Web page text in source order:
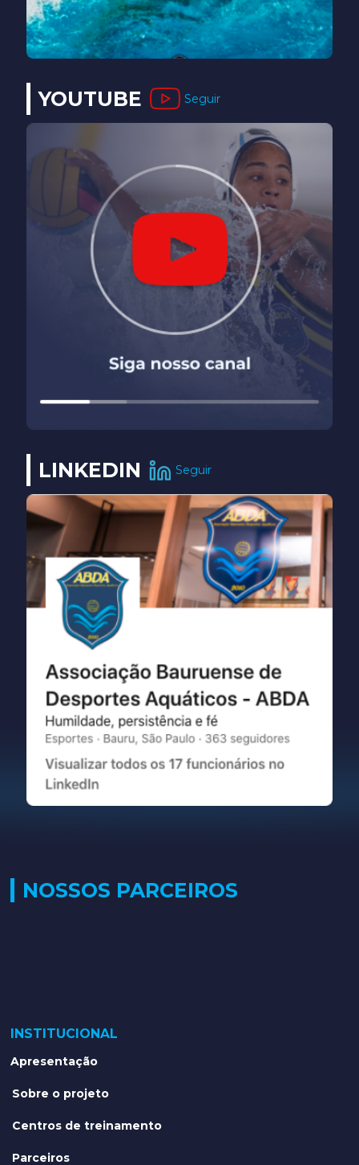
YOUTUBE Seguir
LINKEDIN Seguir
NOSSOS PARCEIROS
INSTITUCIONAL
Apresentação
Sobre o projeto
Centros de treinamento
Parceiros